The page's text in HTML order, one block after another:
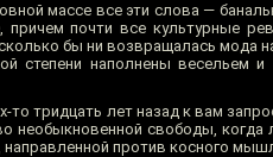
массе все эти слова —
причем почти все культурные
бы ни возвращалась мода
степени наполнены весельем и
тридцать лет назад к вам
необыкновенной свободы, когда
против косного